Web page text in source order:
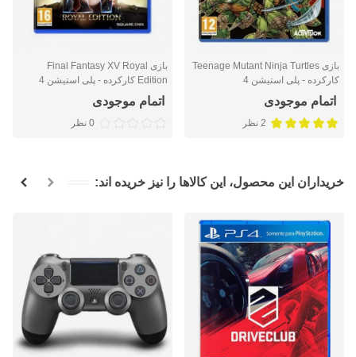
بازی Teenage Mutant Ninja Turtles
کارکرده - پلی استیشن 4
اتمام موجودی
2 نظر
بازی Final Fantasy XV Royal
Edition کارکرده - پلی استیشن 4
اتمام موجودی
0 نظر
خریداران این محصول، این کالاها را نیز خریده اند: